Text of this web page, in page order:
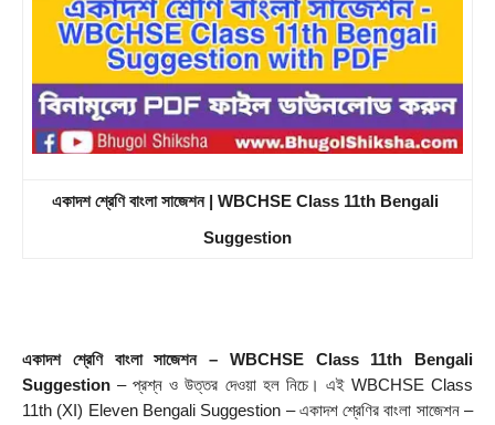
একাদশ শ্রেণি বাংলা সাজেশন | WBCHSE Class 11th Bengali
Suggestion
একাদশ শ্রেণি বাংলা সাজেশন – WBCHSE Class 11th Bengali
Suggestion – প্রশ্ন ও উত্তর দেওয়া হল নিচে। এই WBCHSE Class
11th (XI) Eleven Bengali Suggestion – একাদশ শ্রেণির বাংলা সাজেশন –